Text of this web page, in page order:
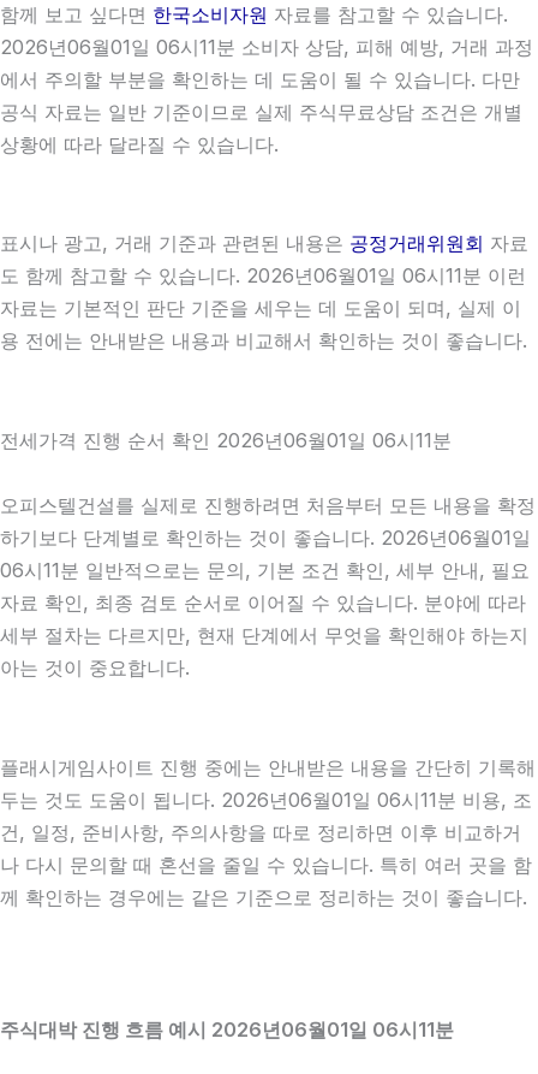
함께 보고 싶다면 한국소비자원 자료를 참고할 수 있습니다.
2026년06월01일 06시11분 소비자 상담, 피해 예방, 거래 과정
에서 주의할 부분을 확인하는 데 도움이 될 수 있습니다. 다만
공식 자료는 일반 기준이므로 실제 주식무료상담 조건은 개별
상황에 따라 달라질 수 있습니다.
표시나 광고, 거래 기준과 관련된 내용은 공정거래위원회 자료
도 함께 참고할 수 있습니다. 2026년06월01일 06시11분 이런
자료는 기본적인 판단 기준을 세우는 데 도움이 되며, 실제 이
용 전에는 안내받은 내용과 비교해서 확인하는 것이 좋습니다.
전세가격 진행 순서 확인 2026년06월01일 06시11분
오피스텔건설를 실제로 진행하려면 처음부터 모든 내용을 확정
하기보다 단계별로 확인하는 것이 좋습니다. 2026년06월01일
06시11분 일반적으로는 문의, 기본 조건 확인, 세부 안내, 필요
자료 확인, 최종 검토 순서로 이어질 수 있습니다. 분야에 따라
세부 절차는 다르지만, 현재 단계에서 무엇을 확인해야 하는지
아는 것이 중요합니다.
플래시게임사이트 진행 중에는 안내받은 내용을 간단히 기록해
두는 것도 도움이 됩니다. 2026년06월01일 06시11분 비용, 조
건, 일정, 준비사항, 주의사항을 따로 정리하면 이후 비교하거
나 다시 문의할 때 혼선을 줄일 수 있습니다. 특히 여러 곳을 함
께 확인하는 경우에는 같은 기준으로 정리하는 것이 좋습니다.
주식대박 진행 흐름 예시 2026년06월01일 06시11분